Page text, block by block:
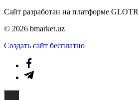
Сайт разработан на платформе GLOTR
© 2026 bmarket.uz
Создать cайт бесплатно